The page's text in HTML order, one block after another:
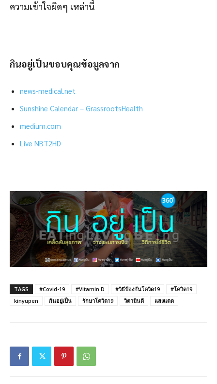
ความเข้าใจผิดๆ เหล่านี้
กินอยู่เป็นขอบคุณข้อมูลจาก
news-medical.net
Sunshine Calendar – GrassrootsHealth
medium.com
Live NBT2HD
TAGS #Covid-19 #Vitamin D #วิธีป้องกันโควิด19
#โควิด19
kinyupen
กินอยู่เป็น รักษาโควิด19 วิตามินดี แสงแดด